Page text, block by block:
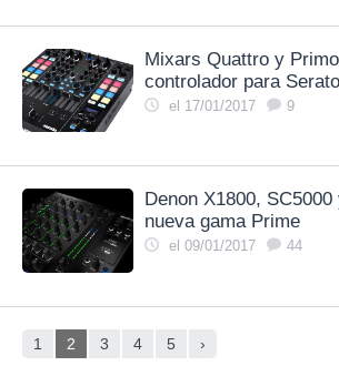
Mixars Quattro y
controlador para
el 17/01/2017 9
Denon X1800,
nueva gama Prime
el 09/01/2017 44
1 2 3 4 5 ›